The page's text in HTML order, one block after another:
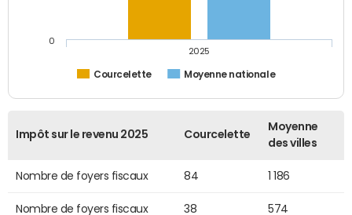
Courcelette Moyenne nationale
2025
0
Impôt sur le revenu 2025 Courcelette
Moyenne
des villes
Nombre de foyers fiscaux 84 1 186
Nombre de foyers fiscaux
38 574